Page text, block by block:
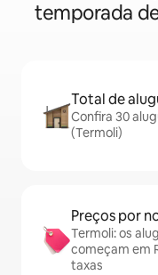
temporada
Total de
Confira 30
(Termoli)
Preços por
Termoli: os
começam em
taxas